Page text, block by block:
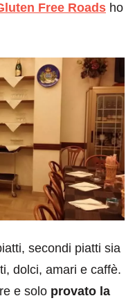
Free Roads ho
secondi piatti sia
dolci, amari e caffè.
e solo provato la